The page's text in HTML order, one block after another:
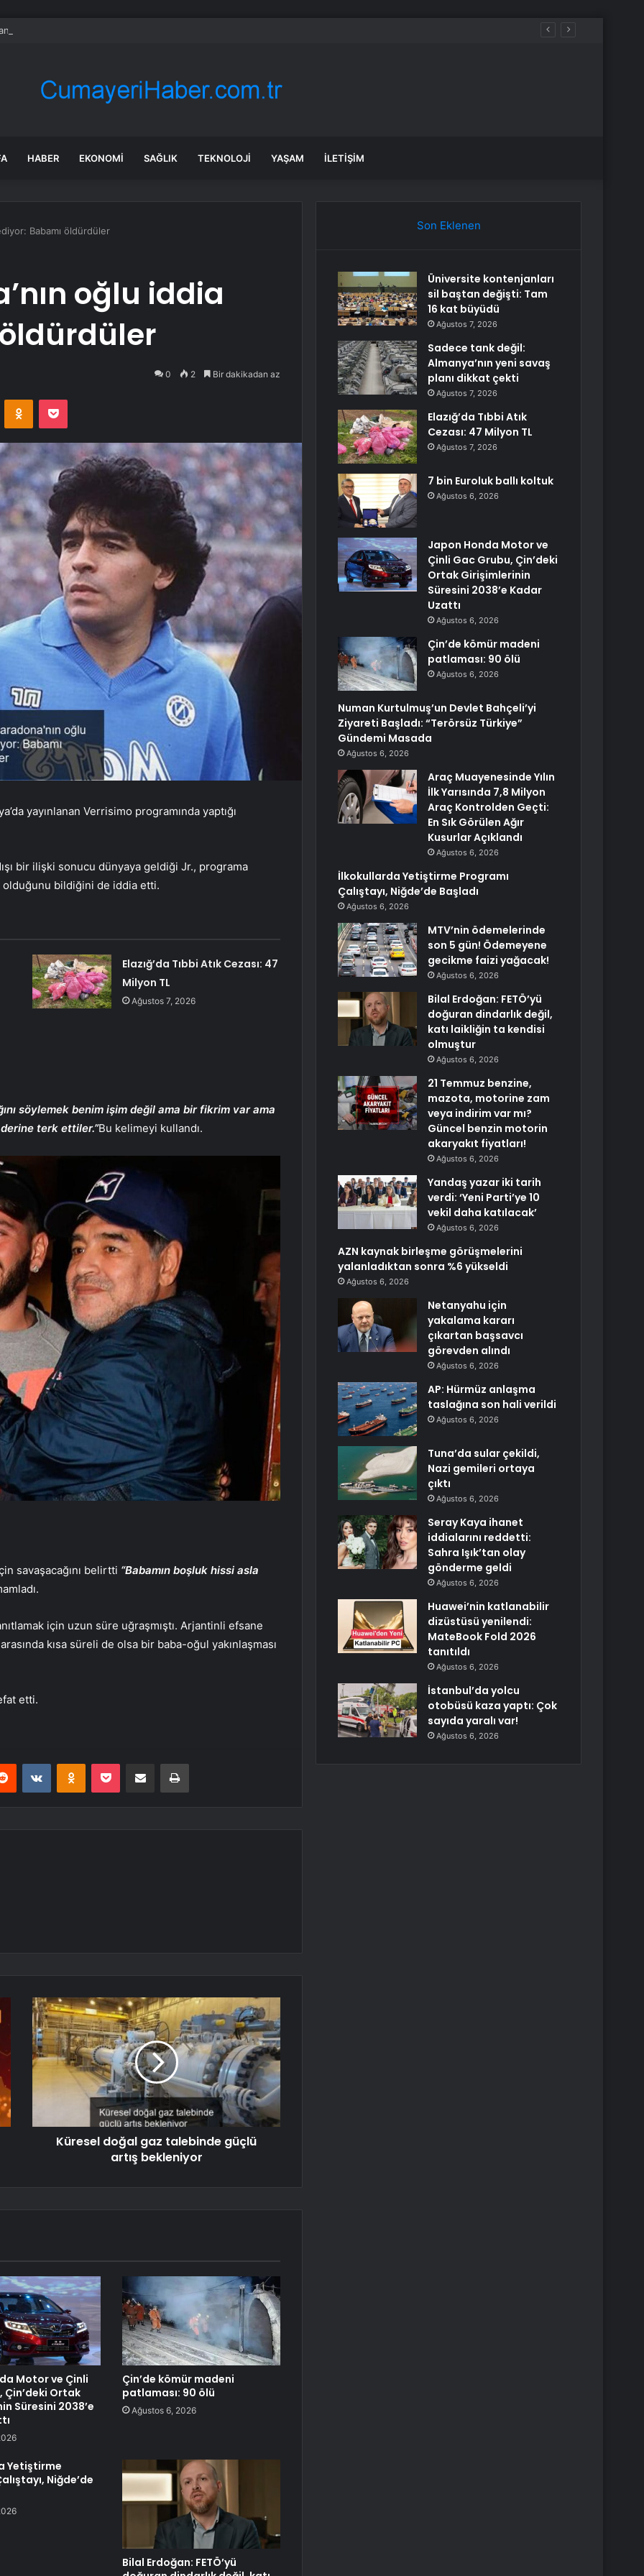
değil: Almanya’nın yeni savaş planı dikkat çekti
HABER EKONOMI SAĞLIK TEKNOLOJI YAŞAM İLETIŞIM
Babamı öldürdüler
oğlu iddia
0 2 Bir dakikadan az
Odnoklassniki
Pocket
yayınlanan Verrisimo programında yaptığı
bir ilişki sonucu dünyaya geldiği Jr., programa
olduğunu bildiğini de iddia etti.
Elazığ’da Tıbbi Atık Cezası: 47
Milyon TL
Ağustos 7, 2026
söylemek benim işim değil ama bir fikrim var ama
terk ettiler.”Bu kelimeyi kullandı.
savaşacağını belirtti “Babamın boşluk hissi asla
için uzun süre uğraşmıştı. Arjantinli efsane
kısa süreli de olsa bir baba-oğul yakınlaşması
etti.
Reddit VKontakteOdnoklassniki
Pocket E-Posta ile paylaş Yazdır
Küresel doğal gaz talebinde güçlü
artış bekleniyor
Motor ve Çinli
Çin’deki Ortak
Süresini 2038’e
Çin’de kömür madeni
patlaması: 90 ölü
Ağustos 6, 2026
Yetiştirme
Niğde’de
Bilal Erdoğan: FETÖ’yü
Son Eklenen
Üniversite kontenjanları
sil baştan değişti: Tam
16 kat büyüdü
Ağustos 7, 2026
Sadece tank değil:
Almanya’nın yeni savaş
planı dikkat çekti
Ağustos 7, 2026
Elazığ’da Tıbbi Atık
Cezası: 47 Milyon TL
Ağustos 7, 2026
7 bin Euroluk ballı koltuk
Ağustos 6, 2026
Japon Honda Motor ve
Çinli Gac Grubu, Çin’deki
Ortak Girişimlerinin
Süresini 2038’e Kadar
Uzattı
Ağustos 6, 2026
Çin’de kömür madeni
patlaması: 90 ölü
Ağustos 6, 2026
Numan Kurtulmuş’un Devlet Bahçeli’yi
Ziyareti Başladı: “Terörsüz Türkiye”
Gündemi Masada
Ağustos 6, 2026
Araç Muayenesinde Yılın
İlk Yarısında 7,8 Milyon
Araç Kontrolden Geçti:
En Sık Görülen Ağır
Kusurlar Açıklandı
Ağustos 6, 2026
İlkokullarda Yetiştirme Programı
Çalıştayı, Niğde’de Başladı
Ağustos 6, 2026
MTV’nin ödemelerinde
son 5 gün! Ödemeyene
gecikme faizi yağacak!
Ağustos 6, 2026
Bilal Erdoğan: FETÖ’yü
doğuran dindarlık değil,
katı laikliğin ta kendisi
olmuştur
Ağustos 6, 2026
21 Temmuz benzine,
mazota, motorine zam
veya indirim var mı?
Güncel benzin motorin
akaryakıt fiyatları!
Ağustos 6, 2026
Yandaş yazar iki tarih
verdi: ‘Yeni Parti’ye 10
vekil daha katılacak’
Ağustos 6, 2026
AZN kaynak birleşme görüşmelerini
yalanladıktan sonra %6 yükseldi
Ağustos 6, 2026
Netanyahu için
yakalama kararı
çıkartan başsavcı
görevden alındı
Ağustos 6, 2026
AP: Hürmüz anlaşma
taslağına son hali verildi
Ağustos 6, 2026
Tuna’da sular çekildi,
Nazi gemileri ortaya
çıktı
Ağustos 6, 2026
Seray Kaya ihanet
iddialarını reddetti:
Sahra Işık’tan olay
gönderme geldi
Ağustos 6, 2026
Huawei’nin katlanabilir
dizüstüsü yenilendi:
MateBook Fold 2026
tanıtıldı
Ağustos 6, 2026
İstanbul’da yolcu
otobüsü kaza yaptı: Çok
sayıda yaralı var!
Ağustos 6, 2026